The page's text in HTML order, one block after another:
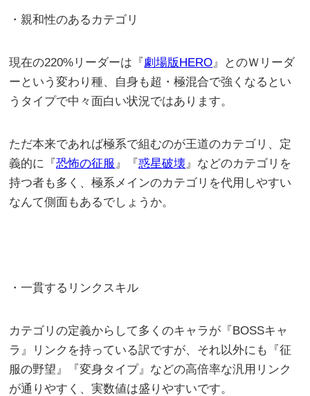
・親和性のあるカテゴリ
現在の220%リーダーは『劇場版HERO 』とのＷリーダ
ーという変わり種、自身も超・極混合で強くなるとい
うタイプで中々面白い状況ではあります。
ただ本来であれば極系で組むのが王道のカテゴリ、定
義的に『恐怖の征服 』『惑星破壊 』などのカテゴリを
持つ者も多く、極系メインのカテゴリを代用しやすい
なんて側面もあるでしょうか。
・一貫するリンクスキル
カテゴリの定義からして多くのキャラが『BOSSキャ
ラ』リンクを持っている訳ですが、それ以外にも『征
服の野望』『変身タイプ』などの高倍率な汎用リンク
が通りやすく、実数値は盛りやすいです。